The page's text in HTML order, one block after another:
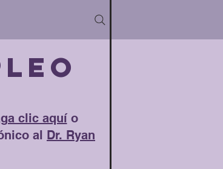
clic aquío
al Dr. Ryan